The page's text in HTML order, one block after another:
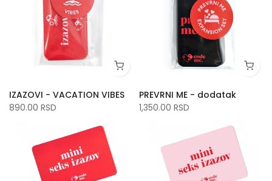
IZAZOVI - VACATION VIBES
890.00 RSD
PREVRNI ME - dodatak
1,350.00 RSD